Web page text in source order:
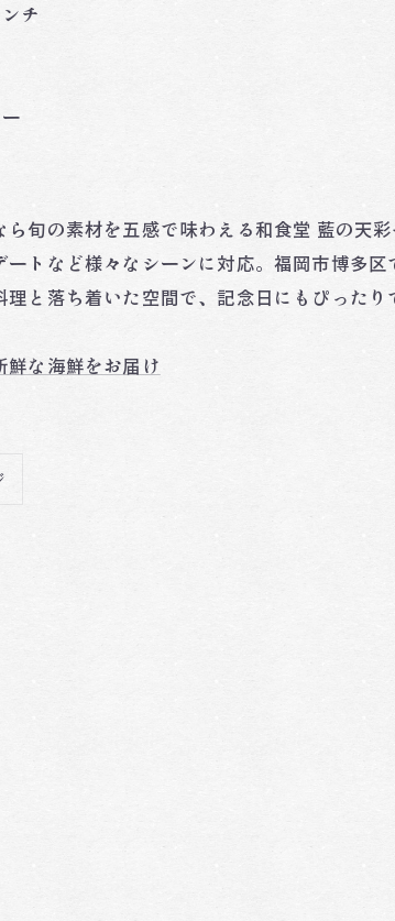
チ
ら旬の素材を五感で味わえる和食堂 藍の天
ートなど様々なシーンに対応。福岡市博多
理と落ち着いた空間で、記念日にもぴった
鮮な海鮮をお届け